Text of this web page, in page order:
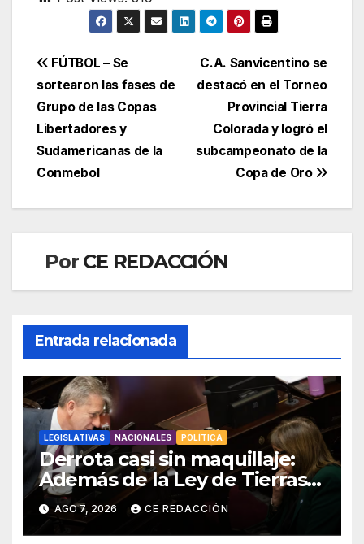
Navegación
de
entradas
C.A. Sanvicentino se
destacó en el Torneo
Provincial Tierra
Colorada y logró el
subcampeonato de la
Copa de Oro
FÚTBOL – Se
sortearon las fases de
Grupo de las Copas
Libertadores y
Sudamericanas de la
Conmebol
Por CE REDACCIÓN
Entrada relacionada
LEGISLATIVAS NACIONALES POLÍTICA
Derrota casi sin maquillaje:
Además de la Ley de Tierras,
el gobierno también tuvo que
retirar el manejo del fuego
AGO 7, 2026 CE REDACCIÓN